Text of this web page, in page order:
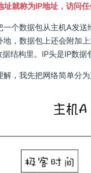
址就称为IP地址，访问
一个数据包从主机A发
地，数据包上还会附加
据结构里。IP头是IP数
解，我先把网络简单分